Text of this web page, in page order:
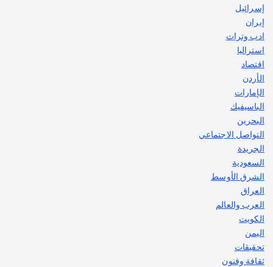
إسرائيل
إيران
ادب وتراث
استراليا
اقتصاد
الأردن
الإمارات
الباسيفيك
البحرين
التواصل الاجتماعي
الجريدة
السعودية
الشرق الأوسط
العراق
العرب والعالم
الكويت
اليمن
تحقيقات
ثقافة وفنون